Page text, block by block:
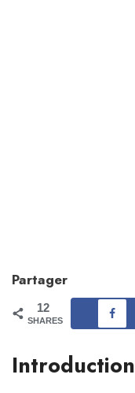
Partager
12
SHARES
Introduction